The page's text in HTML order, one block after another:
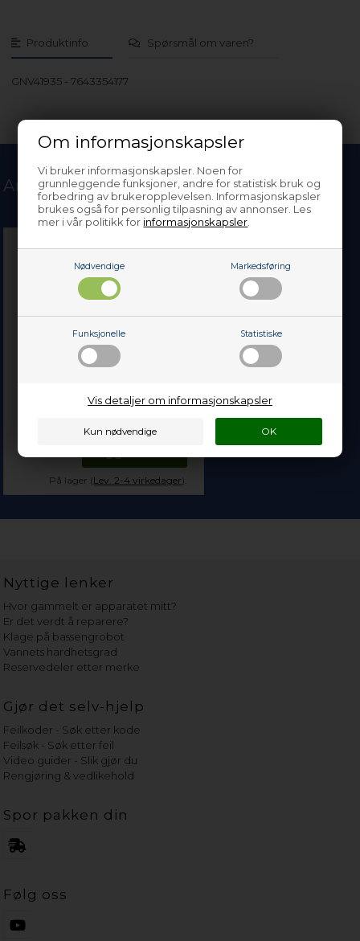
Om informasjonskapsler
Vi bruker informasjonskapsler. Noen for
grunnleggende funksjoner, andre for statistisk bruk og
forbedring av brukeropplevelsen. Informasjonskapsler
brukes også for personlig tilpasning av annonser. Les
mer i vår politikk for informasjonskapsler
Nødvendige Markedsføring
Funksjonelle Statistiske
Vis detaljer om informasjonskapsler
Produktinfo Spørsmål om varen?
GNV41935 - 7643354177
Andre kjøpte også
Beslag til øvre kurv,
På lager (Lev. 2-4 virkedager).
Nyttige lenker
Hvor gammelt er apparatet mitt?
Er det verdt å reparere?
Klage på bassengrobot
Vannets hardhetsgrad
Reservedeler etter merke
Gjør det selv-hjelp
Feilkoder - Søk etter kode
Feilsøk - Søk etter feil
Video guider - Slik gjør du
Rengjøring & vedlikehold
Spor pakken din
Følg oss